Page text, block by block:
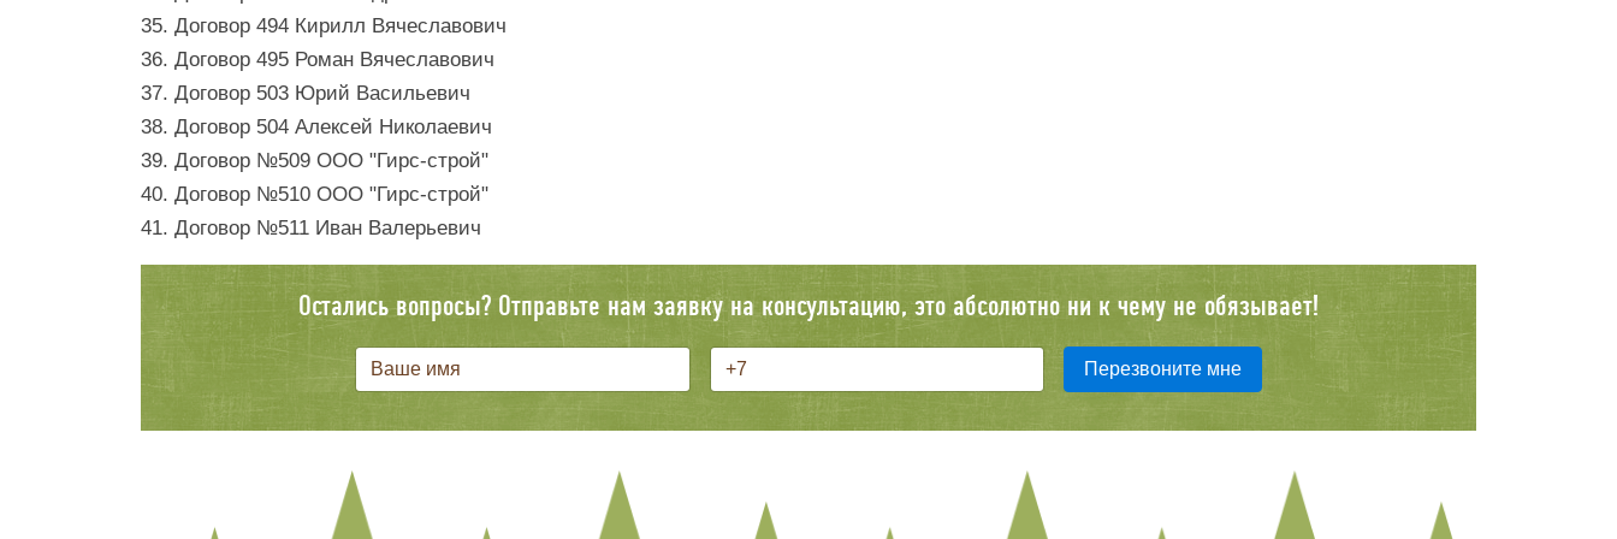
35. Договор 494 Кирилл Вячеславович
36. Договор 495 Роман Вячеславович
37. Договор 503 Юрий Васильевич
38. Договор 504 Алексей Николаевич
39. Договор №509 ООО "Гирс-строй"
40. Договор №510 ООО "Гирс-строй"
41. Договор №511 Иван Валерьевич
Остались вопросы? Отправьте нам заявку на консультацию, это абсолютно ни к чему не обязывает!